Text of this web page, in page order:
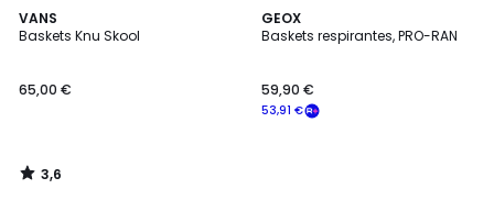
VANS
Baskets Knu Skool
65,00 €
3,6
/ 5
3,6
/
GEOX
Baskets respirantes, PRO-RAN
53,91 €
59,90 €